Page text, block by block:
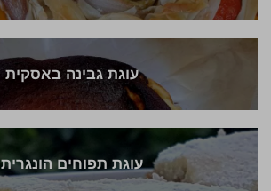
עוגת גבינה באסקית
עוגת תפוחים הונגרית